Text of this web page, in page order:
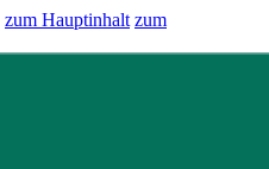
zum Hauptinhalt zum